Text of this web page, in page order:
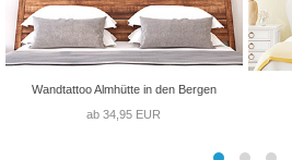
Wandtattoo Almhütte in den Bergen
ab 34,95 EUR